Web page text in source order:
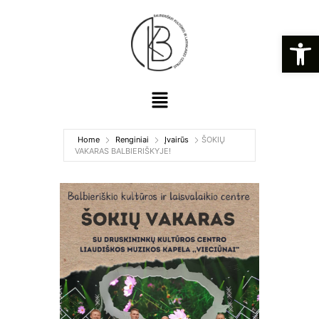
Home Renginiai Įvairūs
ŠOKIŲ
VAKARAS BALBIERIŠKYJE!